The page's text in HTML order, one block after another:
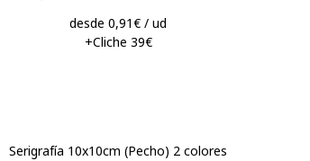
desde 0,91€ / ud
+Cliche 39€
Serigrafía 10x10cm (Pecho) 2 colores